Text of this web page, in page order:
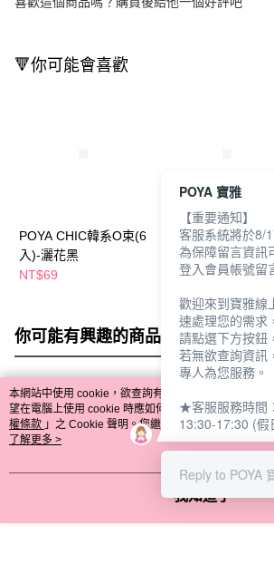
🔻你可能會喜歡
POYA CHIC韓系O束(6
入)-灑花黑
NT$69
POYA CHIC韓系O
入-攀藤-藍粉紅咖
NT$69
你可能有興趣的商品 全站排行
熱門標籤
本網站中使用 cookie，欲查詢有關本網站使用 cookie
望在電腦上使用 cookie 時應如何變更電腦的 cookie 設
權條款 」之 Cookie 聲明。您繼續使用本網站即表示
用條款之 Cookie 聲明使用 cookie。
了解更多 >
我知道了
POYA 寶雅
【重要通知】
客服系統將於8/
為保障留言資訊
登入會員帳號留
歡迎來到寶雅線
速處理您的需求
請點選下方按鈕
若無欲查詢資訊
專人為您服務。
★客服服務時間
13:30-17:30 (假
Reply to POYA